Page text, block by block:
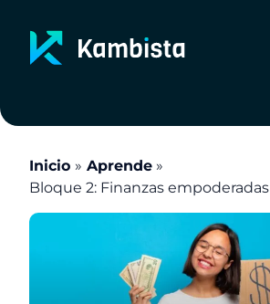
contenido
Inicio
Aprende
Bloque 2: Finanzas empoderadas